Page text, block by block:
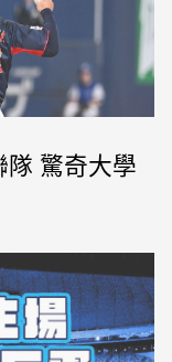
驚奇大學